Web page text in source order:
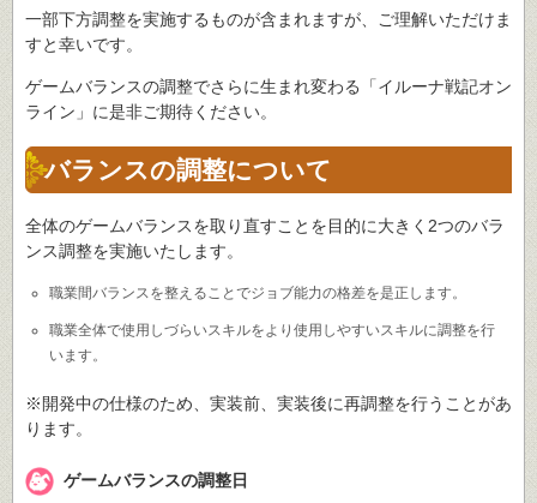
一部下方調整を実施するものが含まれますが、ご理解いただけま
すと幸いです。
ゲームバランスの調整でさらに生まれ変わる「イルーナ戦記オン
ライン」に是非ご期待ください。
バランスの調整について
全体のゲームバランスを取り直すことを目的に大きく2つのバラ
ンス調整を実施いたします。
職業間バランスを整えることでジョブ能力の格差を是正します。
職業全体で使用しづらいスキルをより使用しやすいスキルに調整を行
います。
※開発中の仕様のため、実装前、実装後に再調整を行うことがあ
ります。
ゲームバランスの調整日